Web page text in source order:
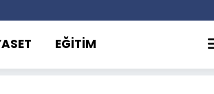
EĞİTİM